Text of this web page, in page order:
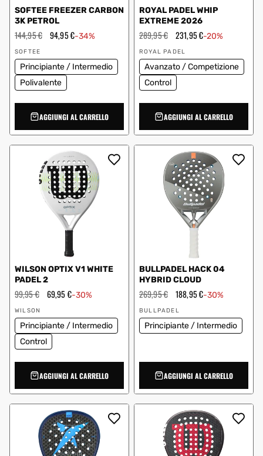
SOFTEE FREEZER CARBON
3K PETROL
Prezzo
regolare
144,95 € Prezzo
scontato
94,95 €-34%
Fornitore:
SOFTEE
Principiante / Intermedio
Polivalente
AGGIUNGI AL CARRELLO
ROYAL PADEL WHIP
EXTREME 2026
Prezzo
regolare
289,95 € Prezzo
scontato
231,95 €-20%
Fornitore:
ROYAL PADEL
Avanzato / Competizione
Control
AGGIUNGI AL CARRELLO
WILSON OPTIX V1 WHITE
PADEL 2
Prezzo
regolare
99,95 € Prezzo
scontato
69,95 €-30%
Fornitore:
WILSON
Principiante / Intermedio
Control
AGGIUNGI AL CARRELLO
BULLPADEL HACK 04
HYBRID CLOUD
Prezzo
regolare
269,95 € Prezzo
scontato
188,95 €-30%
Fornitore:
BULLPADEL
Principiante / Intermedio
AGGIUNGI AL CARRELLO